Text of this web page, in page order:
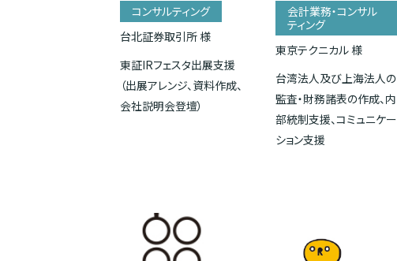
コンサルティング
台北証券取引所 様
東証IRフェスタ出展支援
（出展アレンジ、資料作成、
会社説明会登壇）
会計業務・コンサル
ティング
東京テクニカル 様
台湾法人及び上海法人の
監査・財務諸表の作成、内
部統制支援、コミュニケー
ション支援